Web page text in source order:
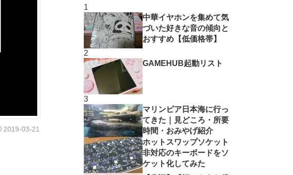
2019-03-21
中華イヤホンを集めて気
づいた好きな音の傾向と
おすすめ【低価格帯】
GAMEHUB起動リスト
マリンピア日本海に行っ
てきた｜見どころ・所要
時間・おみやげ紹介
ホットスワップソケット
非対応のキーボードをソ
ケット化してみた